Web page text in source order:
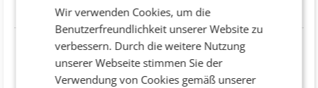
Website http://www.medmedia.at/gyn-aktiv/
Wir verwenden Cookies, um die
Benutzerfreundlichkeit unserer Website zu
verbessern. Durch die weitere Nutzung
unserer Webseite stimmen Sie der
Verwendung von Cookies gemäß unserer